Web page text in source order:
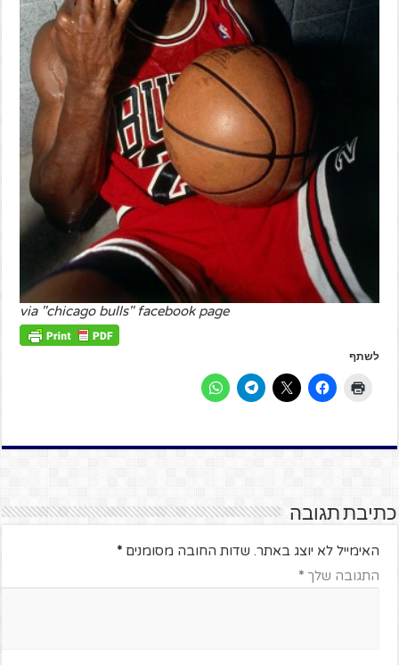
via "chicago bulls" facebook page
לשתף
כתיבת תגובה
האימייל לא יוצג באתר. שדות החובה מסומנים*
התגובה שלך*